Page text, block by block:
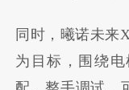
同时，曦诺未来
为目标，围绕